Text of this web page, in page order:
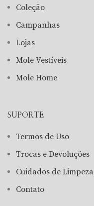
Coleção
Campanhas
Lojas
Mole Vestíveis
Mole Home
SUPORTE
Termos de Uso
Trocas e Devoluções
Cuidados de Limpeza
Contato